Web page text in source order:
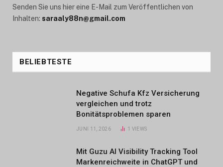
Senden Sie uns hier eine E-Mail zum Veröffentlichen von
Inhalten: saraaly88n@gmail.com
BELIEBTESTE
Negative Schufa Kfz Versicherung
vergleichen und trotz
Bonitätsproblemen sparen
JUNI 11, 2026 1 VIEWS
Mit Guzu AI Visibility Tracking Tool
Markenreichweite in ChatGPT und